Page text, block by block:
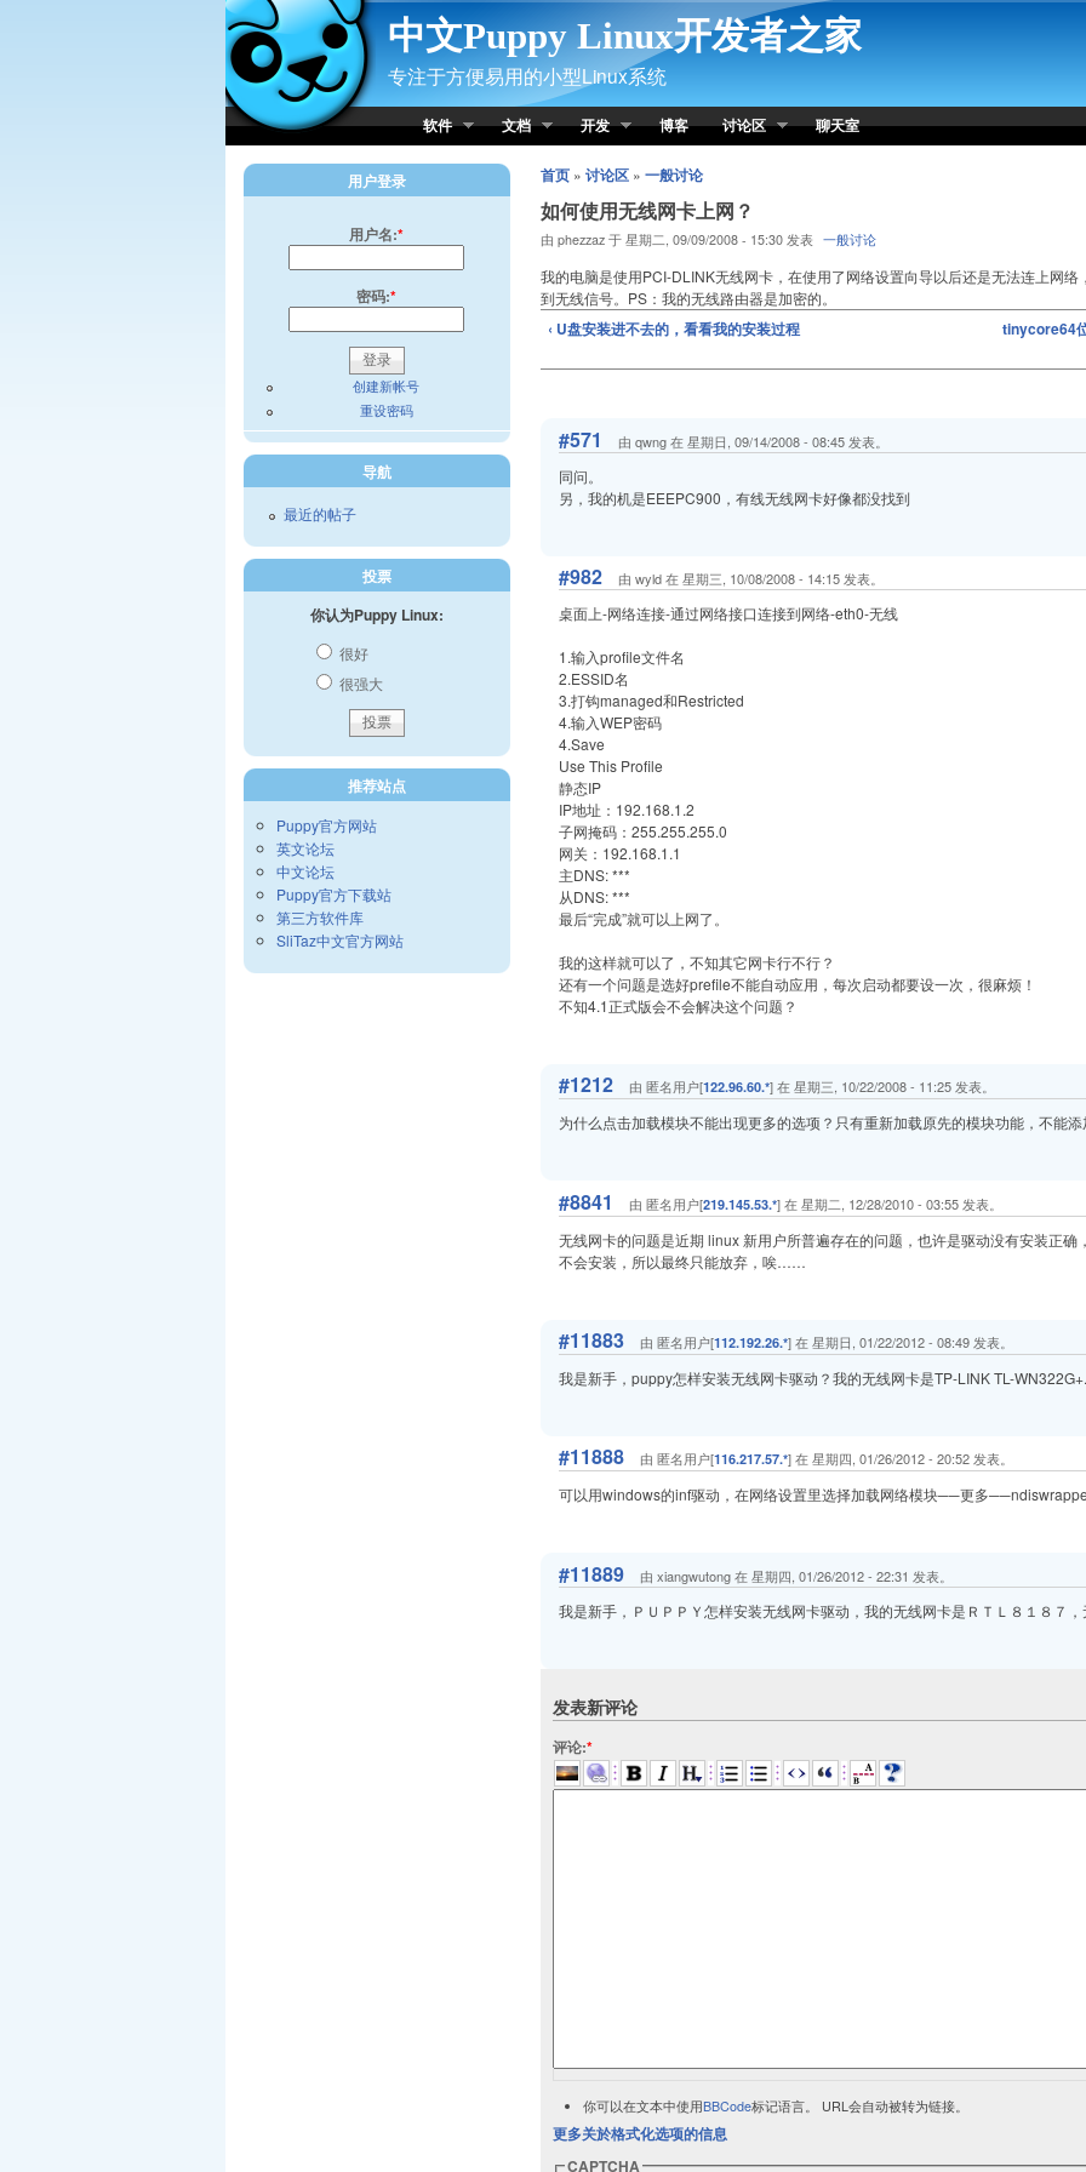
Skip to Content
中文Puppy Linux开发者之家
专注于方便易用的小型Linux系统
软件 文档 开发 博客 讨论区 聊天室
首页» 讨论区» 一般讨论
如何使用无线网卡上网？
由 phezzaz 于 星期二, 09/09/2008 - 15:30 发表 一般讨论
我的电脑是使用PCI-DLINK无线网卡，在使用了网络设置向导以后还是无法连上网
到无线信号。PS：我的无线路由器是加密的。
‹ U盘安装进不去的，看看我的安装过程 tinycore64
#571 由 qwng 在 星期日, 09/14/2008 - 08:45 发表。
同问。
另，我的机是EEEPC900，有线无线网卡好像都没找到
#982 由 wyld 在 星期三, 10/08/2008 - 14:15 发表。
桌面上-网络连接-通过网络接口连接到网络-eth0-无线
1.输入profile文件名
2.ESSID名
3.打钩managed和Restricted
4.输入WEP密码
4.Save
Use This Profile
静态IP
IP地址：192.168.1.2
子网掩码：255.255.255.0
网关：192.168.1.1
主DNS: ***
从DNS: ***
最后“完成”就可以上网了。
我的这样就可以了，不知其它网卡行不行？
还有一个问题是选好prefile不能自动应用，每次启动都要设一次，很麻烦！
不知4.1正式版会不会解决这个问题？
#1212 由 匿名用户[122.96.60.*] 在 星期三, 10/22/2008 - 11:25 发表。
为什么点击加载模块不能出现更多的选项？只有重新加载原先的模块功能，不能
#8841 由 匿名用户[219.145.53.*] 在 星期二, 12/28/2010 - 03:55 发表。
无线网卡的问题是近期 linux 新用户所普遍存在的问题，也许是驱动没有安装正
不会安装，所以最终只能放弃，唉……
#11883 由 匿名用户[112.192.26.*] 在 星期日, 01/22/2012 - 08:49 发表。
我是新手，puppy怎样安装无线网卡驱动？我的无线网卡是TP-LINK TL-WN322G+.
#11888 由 匿名用户[116.217.57.*] 在 星期四, 01/26/2012 - 20:52 发表。
可以用windows的inf驱动，在网络设置里选择加载网络模块──更多
#11889 由 xiangwutong 在 星期四, 01/26/2012 - 22:31 发表。
我是新手，ＰＵＰＰＹ怎样安装无线网卡驱动，我的无线网卡是ＲＴＬ８１８７
发表新评论
评论:*
你可以在文本中使用BBCode标记语言。 URL会自动被转为链接。
更多关於格式化选项的信息
CAPTCHA
用户登录
用户名:*
密码:*
创建新帐号
重设密码
导航
最近的帖子
投票
你认为Puppy Linux:
很好
很强大
推荐站点
Puppy官方网站
英文论坛
中文论坛
Puppy官方下载站
第三方软件库
SliTaz中文官方网站